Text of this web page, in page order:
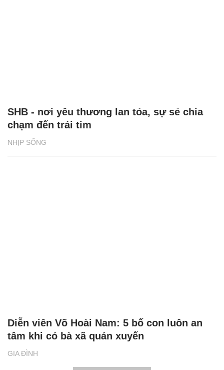
NHỊP SỐNG
SHB - nơi yêu thương lan tỏa, sự sẻ chia
chạm đến trái tim
GIA ĐÌNH
Diễn viên Võ Hoài Nam: 5 bố con luôn an
tâm khi có bà xã quán xuyến